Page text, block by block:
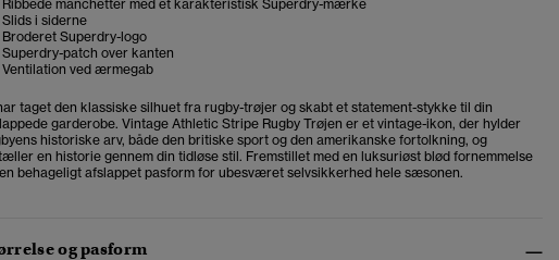
Ribbede manchetter med et karakteristisk Superdry-mærke
Slids i siderne
Broderet Superdry-logo
Superdry-patch over kanten
Ventilation ved ærmegab
taget den klassiske silhuet fra rugby-trøjer og skabt et statement-stykke til din
garderobe. Vintage Athletic Stripe Rugby Trøjen er et vintage-ikon, der hylder
historiske arv, både den britiske sport og den amerikanske fortolkning, og
en historie gennem din tidløse stil. Fremstillet med en luksuriøst blød fornemmelse
behageligt afslappet pasform for ubesværet selvsikkerhed hele sæsonen.
og pasform